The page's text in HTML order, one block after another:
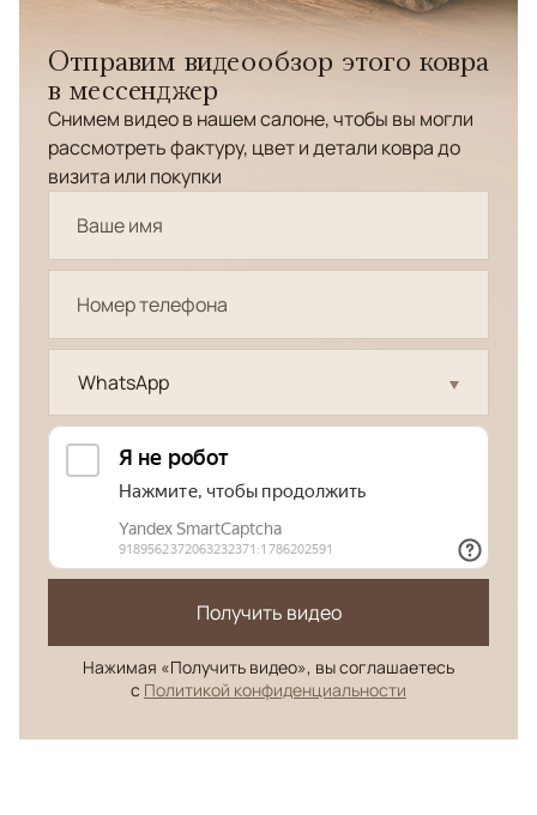
Отправим видеообзор этого ковра
в мессенджер
Снимем видео в нашем салоне, чтобы вы могли
рассмотреть фактуру, цвет и детали ковра до
визита или покупки
WhatsApp
Получить видео
Нажимая «Получить видео», вы соглашаетесь
с Политикой конфиденциальности